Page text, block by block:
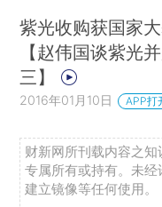
紫光收购获国家
【赵伟国谈紫光
三】
2016年01月10日 APP打
财新网所刊载内容之
专属所有或持有。未
建立镜像等任何使用。